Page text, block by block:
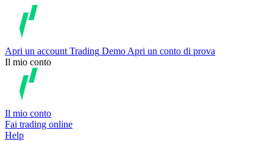
Apri un account Trading Demo Apri un conto di prova
Il mio conto
Il mio conto
Fai trading online
Help